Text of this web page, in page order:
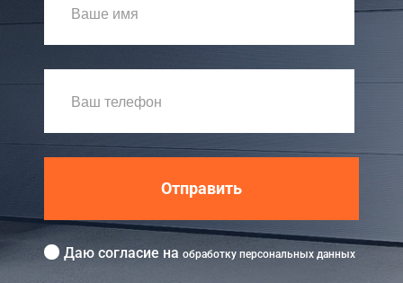
Отправить
Даю согласие на обработку персональных данных